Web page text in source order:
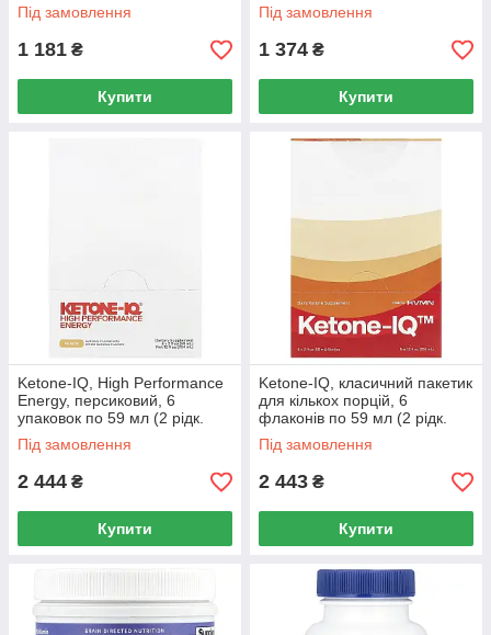
Під замовлення
1 181 ₴
Купити
Під замовлення
1 374 ₴
Купити
Ketone-IQ, High Performance
Energy, персиковий, 6
упаковок по 59 мл (2 рідк.
унції)
Під замовлення
2 444 ₴
Купити
Ketone-IQ, класичний пакетик
для кількох порцій, 6
флаконів по 59 мл (2 рідк.
унції).
Під замовлення
2 443 ₴
Купити